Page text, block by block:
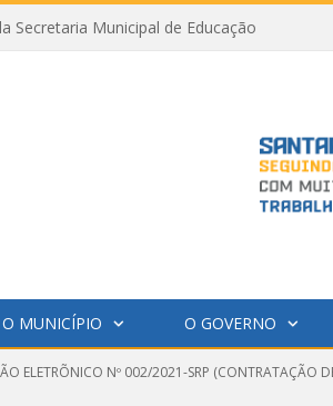
Secretaria Municipal de Educação
O MUNICÍPIO O GOVERNO
ELETRÕNICO Nº 002/2021-SRP (CONTRATAÇÃO